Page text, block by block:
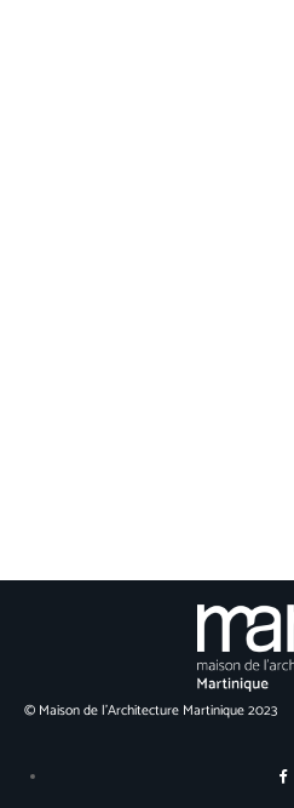
© Maison de l’Architecture Martinique 2023